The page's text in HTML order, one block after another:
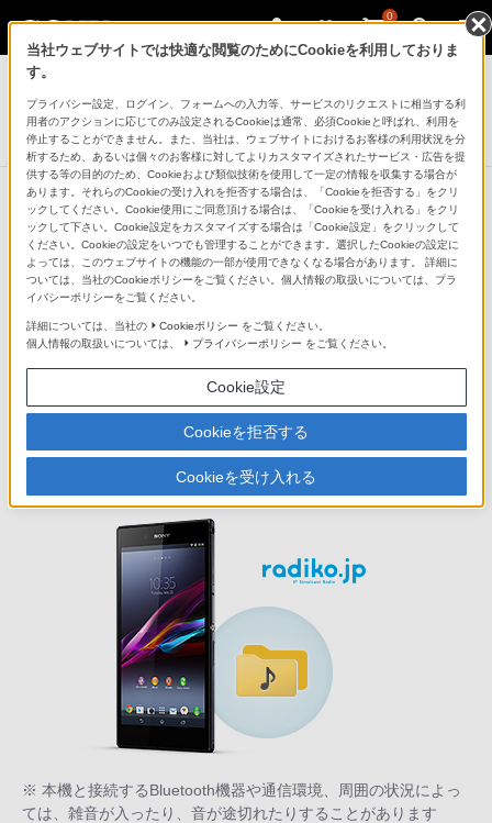
0
ポータブルオーディオプレーヤー ウォークマン
ウォークマンWシリーズ[メモリータイプ]
NW-WS610シリーズ
スマホの音楽をワイヤレス再生
ヘッドホンモード
Bluetooth（R）で接続して、スマートフォン内の音楽や
YouTube（TM）、radiko.jpなどのインターネットラジオ
をBluetooth（R）ヘッドホンのようにワイヤレスで楽し
めます。また、ヘッドホン内蔵メモリーの音楽を再生す
る通常のウォークマンモードなら音切れなどがないの
で、運動に集中したいときなどに便利です。
※ 本機と接続するBluetooth機器や通信環境、周囲の状況によっ
ては、雑音が入ったり、音が途切れたりすることがあります
当社ウェブサイトでは快適な閲覧のためにCookieを利用しておりま
す。
プライバシー設定、ログイン、フォームへの入力等、サービスのリクエストに相当する利
用者のアクションに応じてのみ設定されるCookieは通常、必須Cookieと呼ばれ、利用を
停止することができません。また、当社は、ウェブサイトにおけるお客様の利用状況を分
析するため、あるいは個々のお客様に対してよりカスタマイズされたサービス・広告を提
供する等の目的のため、Cookieおよび類似技術を使用して一定の情報を収集する場合が
あります。それらのCookieの受け入れを拒否する場合は、「Cookieを拒否する」をクリ
ックしてください。Cookie使用にご同意頂ける場合は、「Cookieを受け入れる」をクリ
ックして下さい。Cookie設定をカスタマイズする場合は「Cookie設定」をクリックして
ください。Cookieの設定をいつでも管理することができます。選択したCookieの設定に
よっては、このウェブサイトの機能の一部が使用できなくなる場合があります。 詳細に
ついては、当社のCookieポリシーをご覧ください。個人情報の取扱いについては、プラ
イバシーポリシーをご覧ください。
詳細については、当社の Cookieポリシー をご覧ください。
個人情報の取扱いについては、
プライバシーポリシー をご覧ください。
Cookie設定
Cookieを拒否する
Cookieを受け入れる